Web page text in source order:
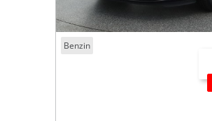
Benzin